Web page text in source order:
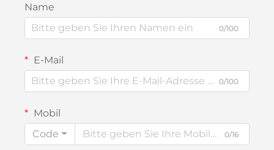
Name
0/100
E-Mail
0/100
Mobil
Code
0/16